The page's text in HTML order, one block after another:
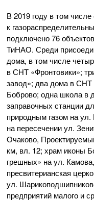
В 2019 году в том
к
подключено 76
ТиНАО. Среди
дома, в том числе
в СНТ «Фронтовики»;
завод»; два дома в СНТ
Боброво; одна школа в
заправочных станции
природным газом на
на пересечении ул.
Очаково,
км, вл. 12; храм иконы
грешных» на ул.
пресвитерианская
ул.
предприятий малого и